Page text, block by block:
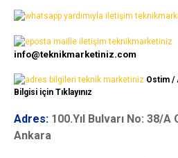
info@teknikmarketiniz.com
Ostim /
Bilgisi için Tıklayınız
Adres: 100.Yıl Bulvarı No: 38/
Ankara